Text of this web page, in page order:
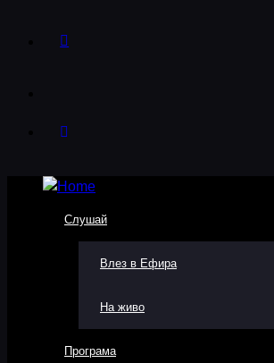
Слушай
Влез в Ефира
На живо
Програма